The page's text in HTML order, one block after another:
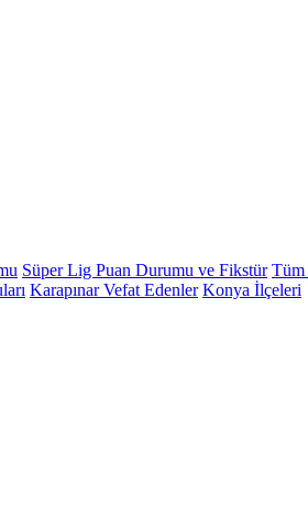
Süper Lig Puan Durumu ve Fikstür Tüm
Karapınar Vefat Edenler Konya İlçeleri